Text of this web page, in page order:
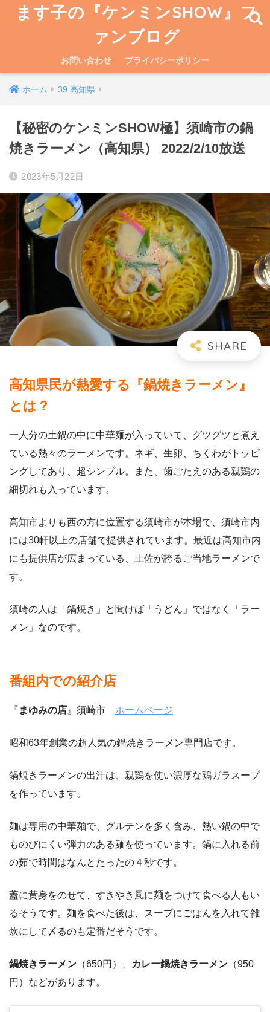
ます子の『ケンミンSHOW』フ
ァンブログ
お問い合わせ プライバシーポリシー
ホーム 39.高知県
【秘密のケンミンSHOW極】須崎市の鍋
焼きラーメン（高知県） 2022/2/10放送
2023年5月22日
高知県民が熱愛する『鍋焼きラーメン』
とは？
一人分の土鍋の中に中華麺が入っていて、グツグツと煮え
ている熱々のラーメンです。ネギ、生卵、ちくわがトッピ
ングしてあり、超シンプル。また、歯ごたえのある親鶏の
細切れも入っています。
高知市よりも西の方に位置する須崎市が本場で、須崎市内
には30軒以上の店舗で提供されています。最近は高知市内
にも提供店が広まっている、土佐が誇るご当地ラーメンで
す。
須崎の人は「鍋焼き」と聞けば「うどん」ではなく「ラー
メン」なのです。
番組内での紹介店
『 まゆみの店 』須崎市 ホームページ
昭和63年創業の超人気の鍋焼きラーメン専門店です。
鍋焼きラーメンの出汁は、親鶏を使い濃厚な鶏ガラスープ
を作っています。
麺は専用の中華麺で、グルテンを多く含み、熱い鍋の中で
ものびにくい弾力のある麺を使っています。鍋に入れる前
の茹で時間はなんとたったの４秒です。
蓋に黄身をのせて、すきやき風に麺をつけて食べる人もい
るそうです。麺を食べた後は、スープにごはんを入れて雑
炊にして〆るのも定番だそうです。
鍋焼きラーメン （650円）、 カレー鍋焼きラーメン （950
円）などがあります。